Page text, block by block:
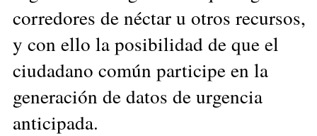
corredores de néctar u otros recursos,
y con ello la posibilidad de que el
ciudadano común participe en la
generación de datos de urgencia
anticipada.